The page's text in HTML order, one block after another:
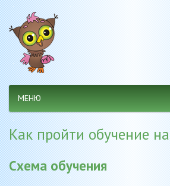
МЕНЮ
Как пройти обучение на
Схема обучения